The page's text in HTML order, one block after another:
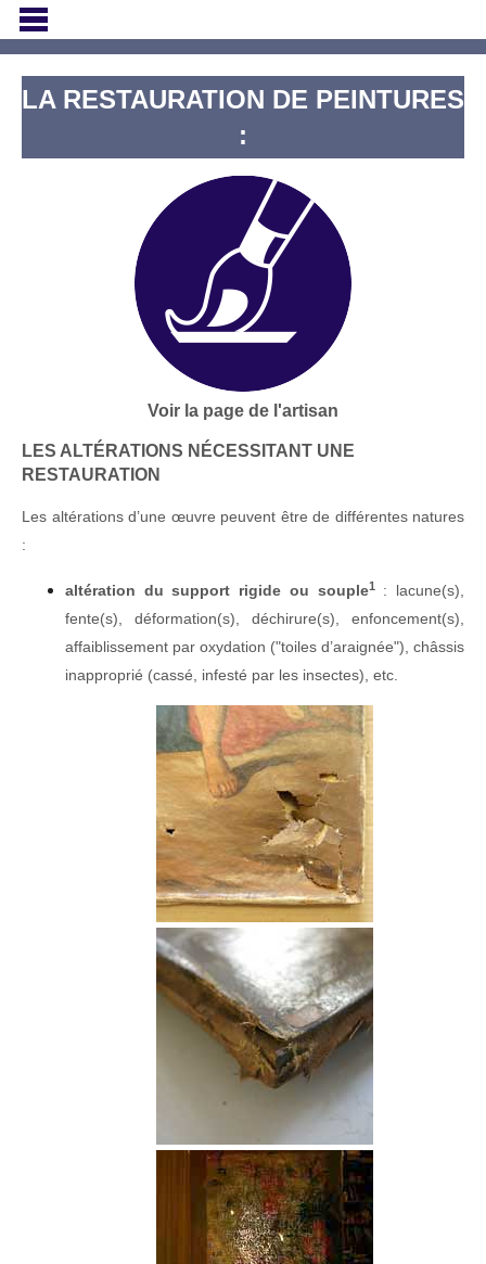
LA RESTAURATION DE PEINTURES
:
Voir la page de l'artisan
LES ALTÉRATIONS NÉCESSITANT UNE
RESTAURATION
Les altérations d’une œuvre peuvent être de différentes natures
:
altération du support rigide ou souple1
: lacune(s),
fente(s), déformation(s), déchirure(s), enfoncement(s),
affaiblissement par oxydation ("toiles d’araignée"), châssis
inapproprié (cassé, infesté par les insectes), etc.